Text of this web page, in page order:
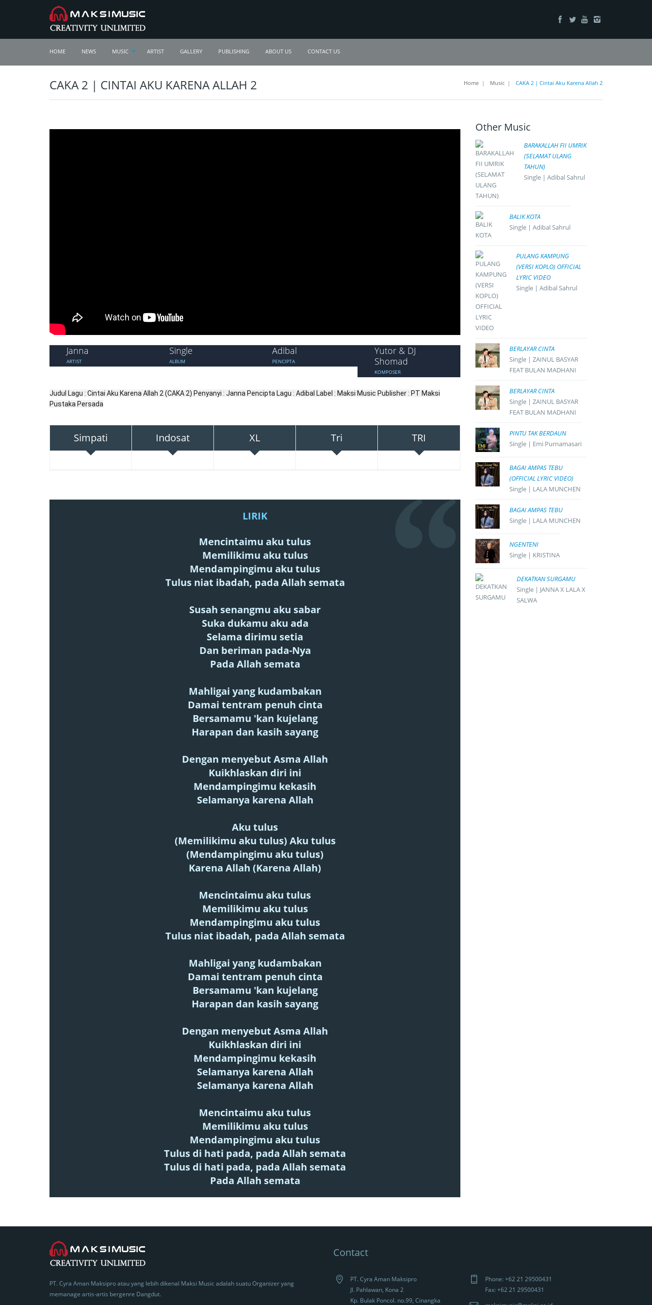
HOME NEWS MUSIC ARTIST GALLERY PUBLISHING ABOUT US CONTACT US
CAKA 2 | CINTAI AKU KARENA ALLAH 2 Home | Music | CAKA 2 | Cintai Aku Karena Allah 2
Janna
ARTIST
Single
ALBUM
Adibal
PENCIPTA
Yutor & DJ
Shomad
KOMPOSER
Judul Lagu : Cintai Aku Karena Allah 2 (CAKA 2) Penyanyi : Janna Pencipta Lagu : Adibal Label : Maksi Music Publisher : PT Maksi
Pustaka Persada
Simpati Indosat XL Tri TRI
LIRIK
Mencintaimu aku tulus
Memilikimu aku tulus
Mendampingimu aku tulus
Tulus niat ibadah, pada Allah semata
Susah senangmu aku sabar
Suka dukamu aku ada
Selama dirimu setia
Dan beriman pada-Nya
Pada Allah semata
Mahligai yang kudambakan
Damai tentram penuh cinta
Bersamamu 'kan kujelang
Harapan dan kasih sayang
Dengan menyebut Asma Allah
Kuikhlaskan diri ini
Mendampingimu kekasih
Selamanya karena Allah
Aku tulus
(Memilikimu aku tulus) Aku tulus
(Mendampingimu aku tulus)
Karena Allah (Karena Allah)
Mencintaimu aku tulus
Memilikimu aku tulus
Mendampingimu aku tulus
Tulus niat ibadah, pada Allah semata
Mahligai yang kudambakan
Damai tentram penuh cinta
Bersamamu 'kan kujelang
Harapan dan kasih sayang
Dengan menyebut Asma Allah
Kuikhlaskan diri ini
Mendampingimu kekasih
Selamanya karena Allah
Selamanya karena Allah
Mencintaimu aku tulus
Memilikimu aku tulus
Mendampingimu aku tulus
Tulus di hati pada, pada Allah semata
Tulus di hati pada, pada Allah semata
Pada Allah semata
Other Music
BARAKALLAH FII UMRIK
(SELAMAT ULANG
TAHUN)
Single | Adibal Sahrul
BALIK KOTA
Single | Adibal Sahrul
PULANG KAMPUNG
(VERSI KOPLO) OFFICIAL
LYRIC VIDEO
Single | Adibal Sahrul
BERLAYAR CINTA
Single | ZAINUL BASYAR
FEAT BULAN MADHANI
BERLAYAR CINTA
Single | ZAINUL BASYAR
FEAT BULAN MADHANI
PINTU TAK BERDAUN
Single | Emi Purnamasari
BAGAI AMPAS TEBU
(OFFICIAL LYRIC VIDEO)
Single | LALA MUNCHEN
BAGAI AMPAS TEBU
Single | LALA MUNCHEN
NGENTENI
Single | KRISTINA
DEKATKAN SURGAMU
Single | JANNA X LALA X
SALWA
PT. Cyra Aman Maksipro atau yang lebih dikenal Maksi Music adalah suatu Organizer yang
memanage artis-artis bergenre Dangdut.
Contact
PT. Cyra Aman Maksipro
Jl. Pahlawan, Kona 2
Kp. Bulak Poncol. no.99, Cinangka
Phone: +62 21 29500431
Fax: +62 21 29500431